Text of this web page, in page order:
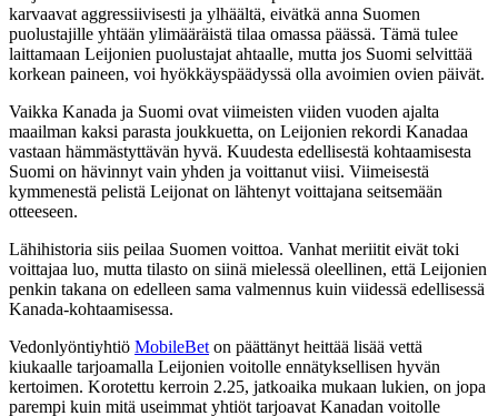
karvaavat aggressiivisesti ja ylhäältä, eivätkä anna Suomen
puolustajille yhtään ylimääräistä tilaa omassa päässä. Tämä tulee
laittamaan Leijonien puolustajat ahtaalle, mutta jos Suomi selvittää
korkean paineen, voi hyökkäyspäädyssä olla avoimien ovien päivät.
Vaikka Kanada ja Suomi ovat viimeisten viiden vuoden ajalta
maailman kaksi parasta joukkuetta, on Leijonien rekordi Kanadaa
vastaan hämmästyttävän hyvä. Kuudesta edellisestä kohtaamisesta
Suomi on hävinnyt vain yhden ja voittanut viisi. Viimeisestä
kymmenestä pelistä Leijonat on lähtenyt voittajana seitsemään
otteeseen.
Lähihistoria siis peilaa Suomen voittoa. Vanhat meriitit eivät toki
voittajaa luo, mutta tilasto on siinä mielessä oleellinen, että Leijonien
penkin takana on edelleen sama valmennus kuin viidessä edellisessä
Kanada-kohtaamisessa.
Vedonlyöntiyhtiö MobileBeton päättänyt heittää lisää vettä
kiukaalle tarjoamalla Leijonien voitolle ennätyksellisen hyvän
kertoimen. Korotettu kerroin 2.25, jatkoaika mukaan lukien, on jopa
parempi kuin mitä useimmat yhtiöt tarjoavat Kanadan voitolle